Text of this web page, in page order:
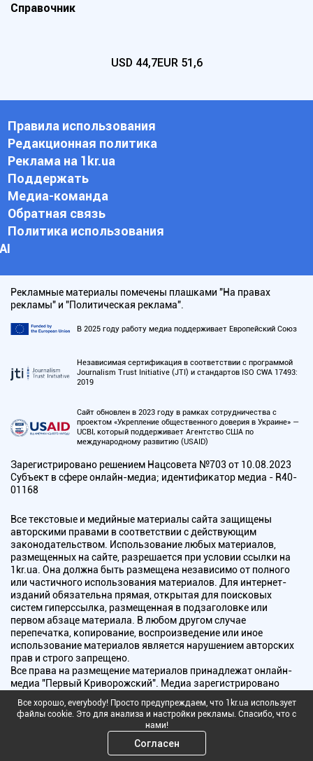
Справочник
USD 44,7EUR 51,6
Правила использования
Редакционная политика
Реклама на 1kr.ua
Поддержать
Медиа-команда
Обратная связь
Политика использования
АI
Рекламные материалы помечены плашками "На правах
рекламы" и "Политическая реклама".
В 2025 году работу медиа поддерживает Европейский Союз
Независимая сертификация в соответствии с программой
Journalism Trust Initiative (JTI) и стандартов ISO CWA 17493:
2019
Сайт обновлен в 2023 году в рамках сотрудничества с
проектом «Укрепление общественного доверия в Украине» —
UCBI, который поддерживает Агентство США по
международному развитию (USAID)
Зарегистрировано решением Нацсовета №703 от 10.08.2023
Субъект в сфере онлайн-медиа; идентификатор медиа - R40-
01168
Все текстовые и медийные материалы сайта защищены
авторскими правами в соответствии с действующим
законодательством. Использование любых материалов,
размещенных на сайте, разрешается при условии ссылки на
1kr.ua. Она должна быть размещена независимо от полного
или частичного использования материалов. Для интернет-
изданий обязательна прямая, открытая для поисковых
систем гиперссылка, размещенная в подзаголовке или
первом абзаце материала. В любом другом случае
перепечатка, копирование, воспроизведение или иное
использование материалов является нарушением авторских
прав и строго запрещено.
Все права на размещение материалов принадлежат онлайн-
медиа "Первый Криворожский". Медиа зарегистрировано
радиовещания.
Copyright © 2010 - 2026 Все права защищены
Все хорошо, everybody! Просто предупреждаем, что 1kr.ua использует
файлы cookie. Это для анализа и настройки рекламы. Спасибо, что с
нами!
Согласен